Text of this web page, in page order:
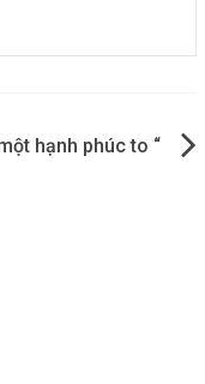
hạnh phúc to “